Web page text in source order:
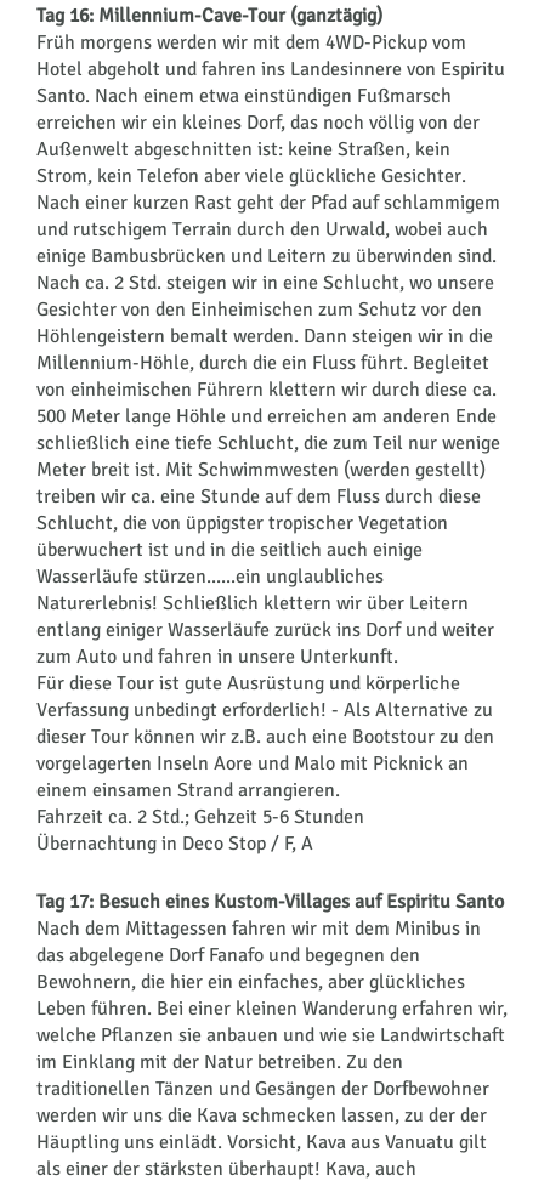
Tag 16: Millennium-Cave-Tour (ganztägig)
Früh morgens werden wir mit dem 4WD-Pickup vom
Hotel abgeholt und fahren ins Landesinnere von Espiritu
Santo. Nach einem etwa einstündigen Fußmarsch
erreichen wir ein kleines Dorf, das noch völlig von der
Außenwelt abgeschnitten ist: keine Straßen, kein
Strom, kein Telefon aber viele glückliche Gesichter.
Nach einer kurzen Rast geht der Pfad auf schlammigem
und rutschigem Terrain durch den Urwald, wobei auch
einige Bambusbrücken und Leitern zu überwinden sind.
Nach ca. 2 Std. steigen wir in eine Schlucht, wo unsere
Gesichter von den Einheimischen zum Schutz vor den
Höhlengeistern bemalt werden. Dann steigen wir in die
Millennium-Höhle, durch die ein Fluss führt. Begleitet
von einheimischen Führern klettern wir durch diese ca.
500 Meter lange Höhle und erreichen am anderen Ende
schließlich eine tiefe Schlucht, die zum Teil nur wenige
Meter breit ist. Mit Schwimmwesten (werden gestellt)
treiben wir ca. eine Stunde auf dem Fluss durch diese
Schlucht, die von üppigster tropischer Vegetation
überwuchert ist und in die seitlich auch einige
Wasserläufe stürzen......ein unglaubliches
Naturerlebnis! Schließlich klettern wir über Leitern
entlang einiger Wasserläufe zurück ins Dorf und weiter
zum Auto und fahren in unsere Unterkunft.
Für diese Tour ist gute Ausrüstung und körperliche
Verfassung unbedingt erforderlich! - Als Alternative zu
dieser Tour können wir z.B. auch eine Bootstour zu den
vorgelagerten Inseln Aore und Malo mit Picknick an
einem einsamen Strand arrangieren.
Fahrzeit ca. 2 Std.; Gehzeit 5-6 Stunden
Übernachtung in Deco Stop / F, A
Tag 17: Besuch eines Kustom-Villages auf Espiritu Santo
Nach dem Mittagessen fahren wir mit dem Minibus in
das abgelegene Dorf Fanafo und begegnen den
Bewohnern, die hier ein einfaches, aber glückliches
Leben führen. Bei einer kleinen Wanderung erfahren wir,
welche Pflanzen sie anbauen und wie sie Landwirtschaft
im Einklang mit der Natur betreiben. Zu den
traditionellen Tänzen und Gesängen der Dorfbewohner
werden wir uns die Kava schmecken lassen, zu der der
Häuptling uns einlädt. Vorsicht, Kava aus Vanuatu gilt
als einer der stärksten überhaupt! Kava, auch